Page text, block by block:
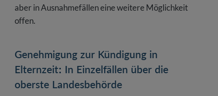
aber in Ausnahmefällen eine weitere Möglichkeit
offen.
Genehmigung zur Kündigung in
Elternzeit: In Einzelfällen über die
oberste Landesbehörde